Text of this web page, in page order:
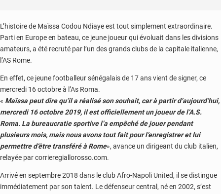
L’histoire de Maïssa Codou Ndiaye est tout simplement extraordinaire.
Parti en Europe en bateau, ce jeune joueur qui évoluait dans les divisions
amateurs, a été recruté par l’un des grands clubs de la capitale italienne,
l’AS Rome.
En effet, ce jeune footballeur sénégalais de 17 ans vient de signer, ce
mercredi 16 octobre à l’As Roma.
« Maïssa peut dire qu’il a réalisé son souhait, car à partir d’aujourd’hui,
mercredi 16 octobre 2019, il est officiellement un joueur de l’A.S.
Roma. La bureaucratie sportive l’a empêché de jouer pendant
plusieurs mois, mais nous avons tout fait pour l’enregistrer et lui
permettre d’être transféré à Rome», avance un dirigeant du club italien,
relayée par corrieregiallorosso.com.
Arrivé en septembre 2018 dans le club Afro-Napoli United, il se distingue
immédiatement par son talent. Le défenseur central, né en 2002, s’est